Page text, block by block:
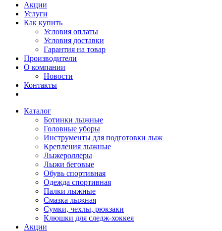
Акции
Услуги
Как купить
Условия оплаты
Условия доставки
Гарантия на товар
Производители
О компании
Новости
Контакты
Каталог
Ботинки лыжные
Головные уборы
Инструменты для подготовки лыж
Крепления лыжные
Лыжероллеры
Лыжи беговые
Обувь спортивная
Одежда спортивная
Палки лыжные
Смазка лыжная
Сумки, чехлы, рюкзаки
Клюшки для следж-хоккея
Акции